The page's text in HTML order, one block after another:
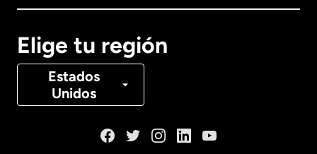
Elige tu región
Estados
Unidos
Canadá Français